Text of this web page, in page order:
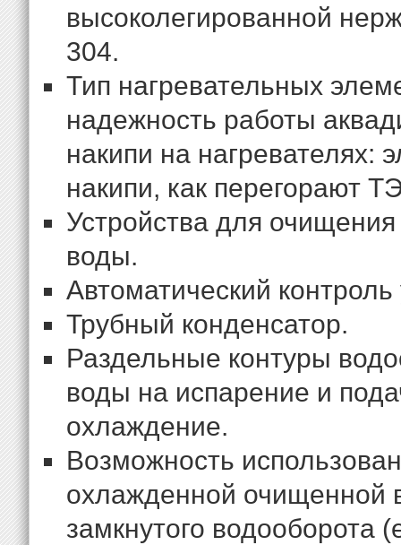
высоколегированной
304.
Тип нагревательных
надежность работы
накипи на нагревателях:
накипи, как перегорают
Устройства для
воды.
Автоматический
Трубный конденсатор.
Раздельные контуры
воды на испарение и
охлаждение.
Возможность
охлажденной очищенной
замкнутого водооборота